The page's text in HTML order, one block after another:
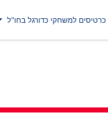
כרטיסים למשחקי כדורגל בחו"ל